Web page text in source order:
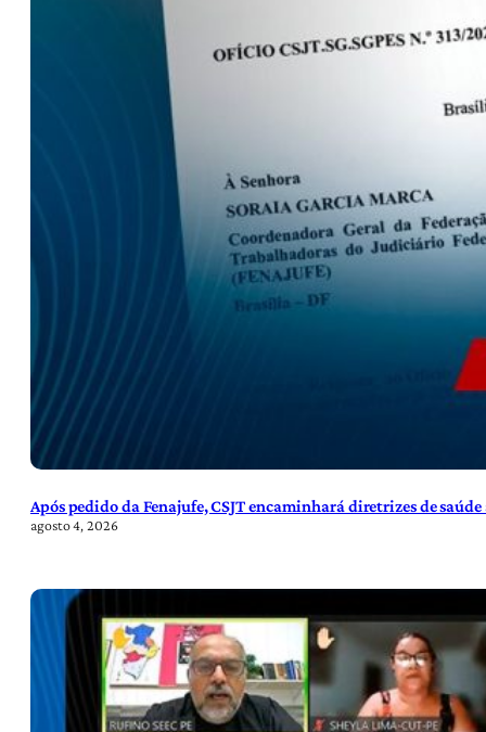
Após pedido da Fenajufe, CSJT encaminhará diretrizes de
agosto 4, 2026